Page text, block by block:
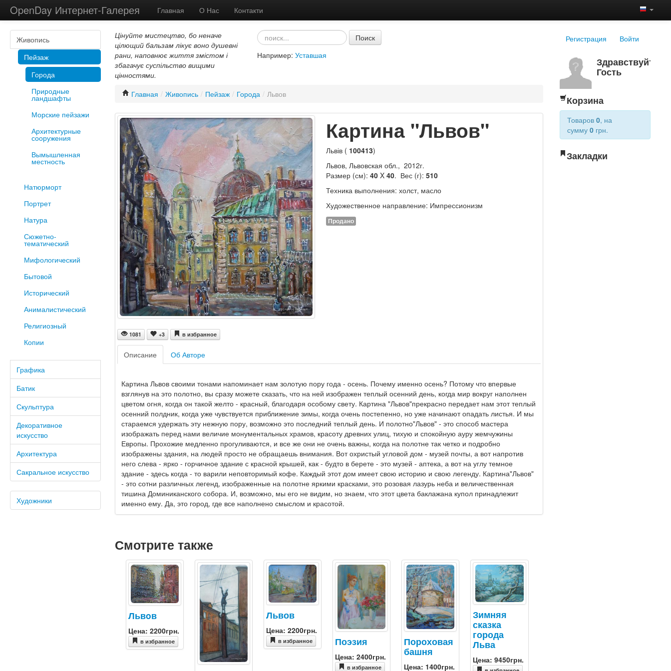
OpenDay Интернет-Галерея Главная О Нас Контакти
Живопись
Пейзаж
Города
Природные
ландшафты
Морские пейзажи
Архитектурные
сооружения
Вымышленная
местность
Натюрморт
Портрет
Натура
Сюжетно-
тематический
Мифологический
Бытовой
Исторический
Анималистический
Религиозный
Копии
Графика
Батик
Скульптура
Декоративное
искусство
Архитектура
Сакральное искусство
Художники
Цінуйте мистецтво, бо неначе
цілющий бальзам лікує воно душевні
рани, наповнює життя змістом і
збагачує суспільство вищими
цінностями.
Поиск
Например: Уставшая
Главная / Живопись / Пейзаж / Города / Львов
1081 +3 в избранное
Картина "Львов"
Львів ( 100413)
Львов, Львовская обл., 2012г.
Размер (см): 40X 40. Вес (г): 510
Техника выполнения: холст, масло
Художественное направление: Импрессионизм
Продано
Описание Об Авторе
Картина Львов своими тонами напоминает нам золотую пору года - осень. Почему именно осень? Потому что впервые
взглянув на это полотно, вы сразу можете сказать, что на ней изображен теплый осенний день, когда мир вокруг наполнен
цветом огня, когда он такой желто - красный, благодаря особому свету. Картина "Львов"прекрасно передает нам этот теплый
осенний полдник, когда уже чувствуется приближение зимы, когда очень постепенно, но уже начинают опадать листья. И мы
стараемся удержать эту нежную пору, возможно это последний теплый день. И полотно"Львов" - это способ мастера
изображать перед нами величие монументальных храмов, красоту древних улиц, тихую и спокойную ауру жемчужины
Европы. Прохожие медленно прогуливаются, и все же они не очень важны, когда на полотне так четко и подробно
изображены здания, на людей просто не обращаешь внимания. Вот охристый угловой дом - музей почты, а вот напротив
него слева - ярко - горчичное здание с красной крышей, как - будто в берете - это музей - аптека, а вот на углу темное
здание - здесь когда - то варили неповторимый кофе. Каждый этот дом имеет свою историю и свою легенду. Картина"Львов"
- это сотни различных легенд, изображенные на полотне яркими красками, это розовая лазурь неба и величественная
тишина Доминиканского собора. И, возможно, мы его не видим, но знаем, что этот цвета баклажана купол принадлежит
именно ему. Да, это город, где все наполнено смыслом и красотой.
Смотрите также
Львoв
Цена: 2200грн.
в избранное
Львов
Цена: 2200грн.
в избранное Поэзия
Цена: 2400грн.
в избранное
Пороховая
башня
Цена: 1400грн.
Зимняя
сказка
города
Льва
Цена: 9450грн.
Регистрация Войти
Здравствуйте,
Гость
Корзина
Товаров0, на
сумму0 грн.
Закладки